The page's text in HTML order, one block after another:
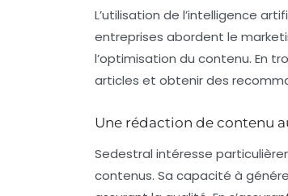
L’utilisation de l’intelligence
entreprises abordent le
l’optimisation du contenu. En
articles et obtenir des
Une rédaction de contenu
Sedestral intéresse
contenus. Sa capacité à